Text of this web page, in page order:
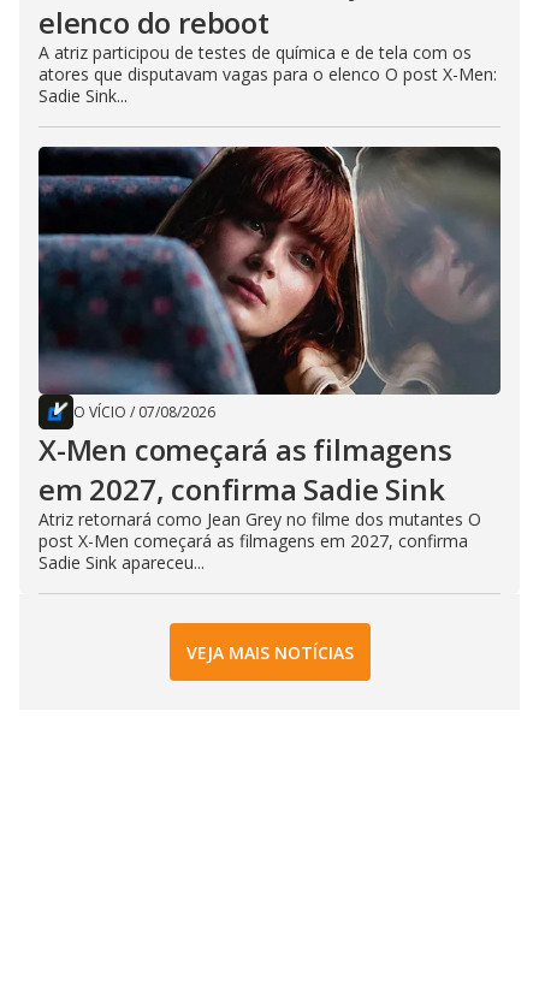
elenco do reboot
A atriz participou de testes de química e de tela com os
atores que disputavam vagas para o elenco O post X-Men:
Sadie Sink...
O VÍCIO / 07/08/2026
X-Men começará as filmagens
em 2027, confirma Sadie Sink
Atriz retornará como Jean Grey no filme dos mutantes O
post X-Men começará as filmagens em 2027, confirma
Sadie Sink apareceu...
VEJA MAIS NOTÍCIAS